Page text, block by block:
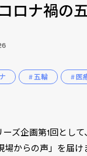
ロナ禍の
# 五輪 # 医
ーズ企画第1回とし
場からの声」を届け